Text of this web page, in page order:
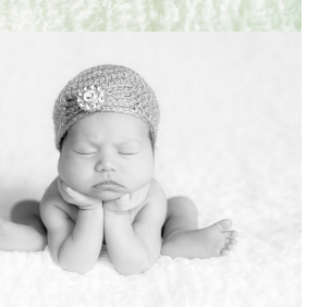
Si prega di Selezionare